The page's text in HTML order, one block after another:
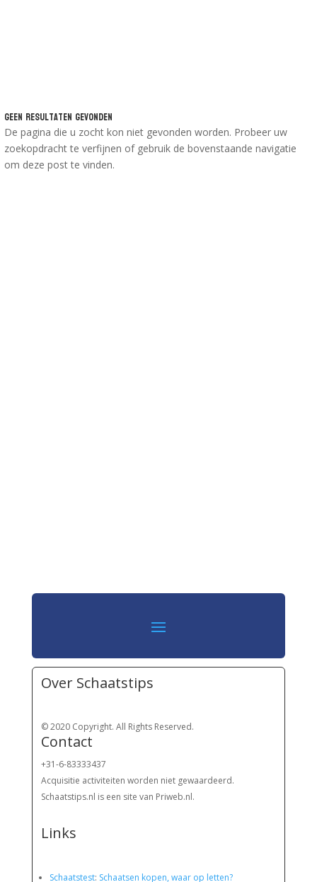
Geen Resultaten Gevonden
De pagina die u zocht kon niet gevonden worden. Probeer uw
zoekopdracht te verfijnen of gebruik de bovenstaande navigatie
om deze post te vinden.
Over Schaatstips
© 2020 Copyright. All Rights Reserved.
Contact
+31-6-83333437
Acquisitie activiteiten worden niet gewaardeerd.
Schaatstips.nl is een site van Priweb.nl.
Links
Schaatstest: Schaatsen kopen, waar op letten?